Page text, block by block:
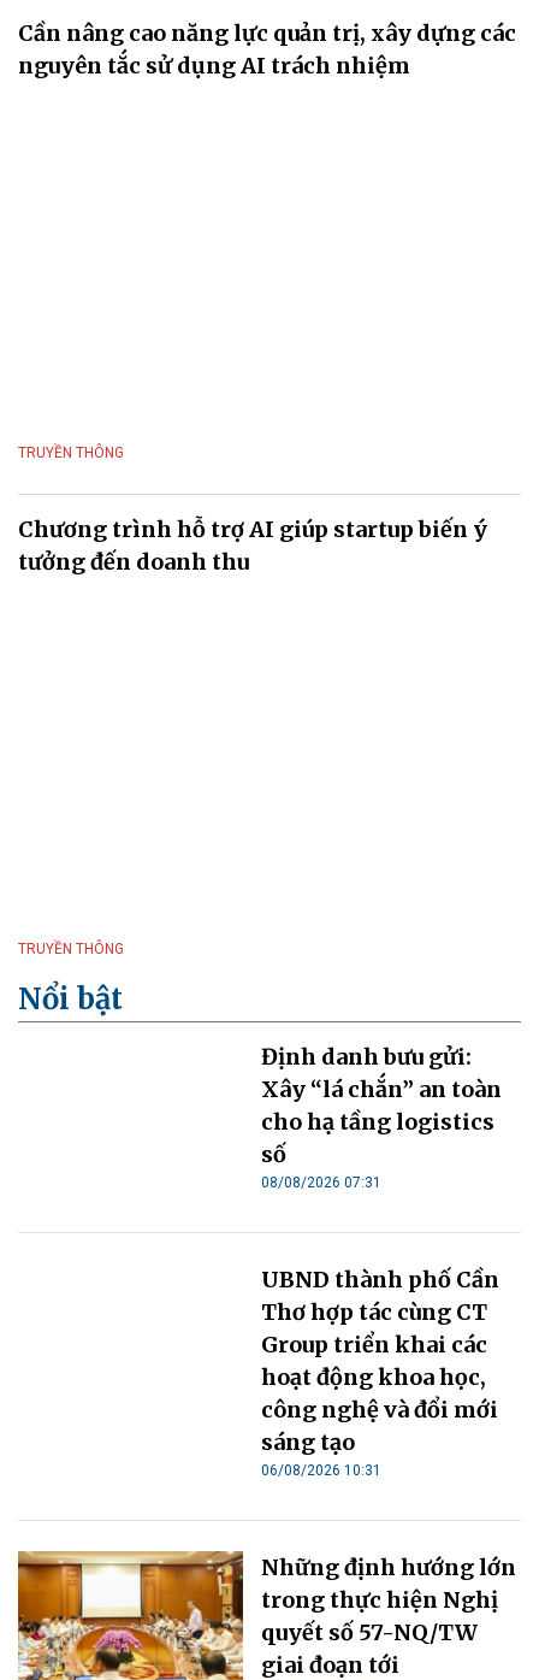
Cần nâng cao năng lực quản trị, xây dựng các
nguyên tắc sử dụng AI trách nhiệm
TRUYỀN THÔNG
Chương trình hỗ trợ AI giúp startup biến ý
tưởng đến doanh thu
TRUYỀN THÔNG
Nổi bật
Định danh bưu gửi:
Xây “lá chắn” an toàn
cho hạ tầng logistics
số
08/08/2026 07:31
UBND thành phố Cần
Thơ hợp tác cùng CT
Group triển khai các
hoạt động khoa học,
công nghệ và đổi mới
sáng tạo
06/08/2026 10:31
Những định hướng lớn
trong thực hiện Nghị
quyết số 57-NQ/TW
giai đoạn tới